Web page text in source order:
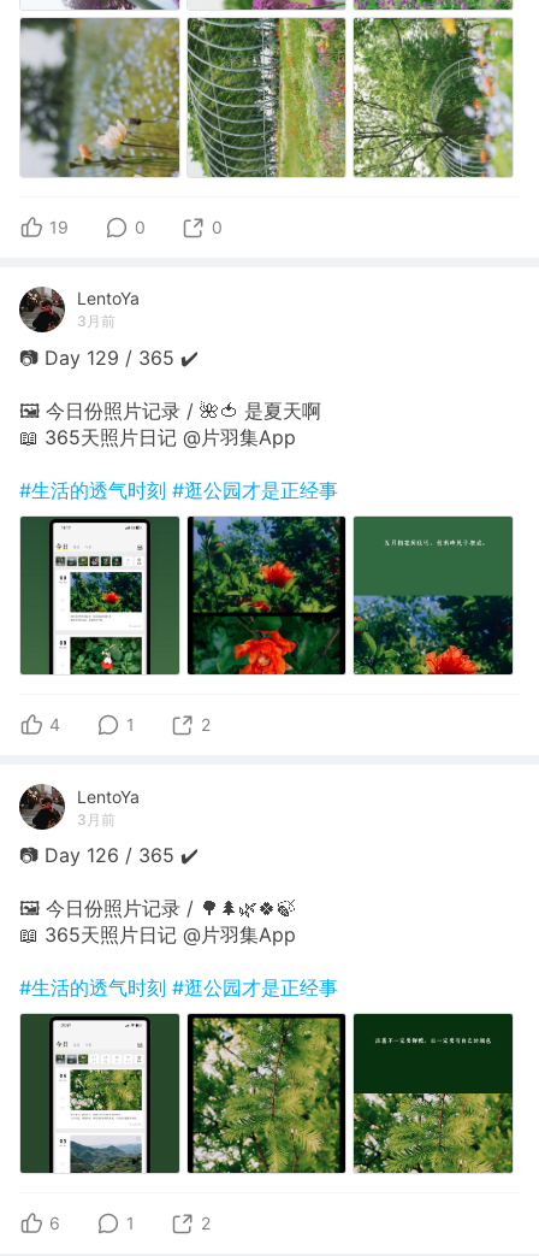
19 0 0
LentoYa
3月前
📷 Day 129 / 365 ✔️
🖼 今日份照片记录 / 🌺🍅 是夏天啊
📖 365天照片日记 @片羽集App
#生活的透气时刻 #逛公园才是正经事
4 1 2
LentoYa
3月前
📷 Day 126 / 365 ✔️
🖼 今日份照片记录 / 🌳🌲🌿🍀🍃
📖 365天照片日记 @片羽集App
#生活的透气时刻 #逛公园才是正经事
6 1 2